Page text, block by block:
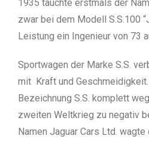
1935 tauchte erstmals der
zwar bei dem Modell S.S.100
Leistung ein Ingenieur von 73
Sportwagen der Marke S.S.
mit Kraft und
Bezeichnung S.S. komplett
zweiten Weltkrieg zu negativ
Namen Jaguar Cars Ltd. wagte